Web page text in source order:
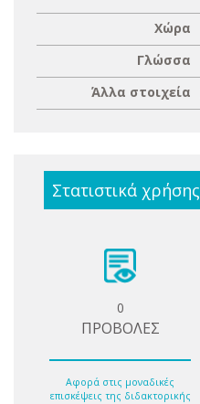
Χώρα
Γλώσσα
Άλλα στοιχεία
Στατιστικά χρήσης
0
ΠΡΟΒΟΛΕΣ
Αφορά στις μοναδικές
επισκέψεις της διδακτορικής